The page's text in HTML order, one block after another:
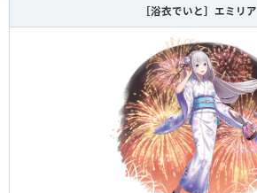
［浴衣でいと］エミリア